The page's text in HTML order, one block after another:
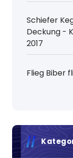
Schiefer
Deckung -
2017
Flieg Biber